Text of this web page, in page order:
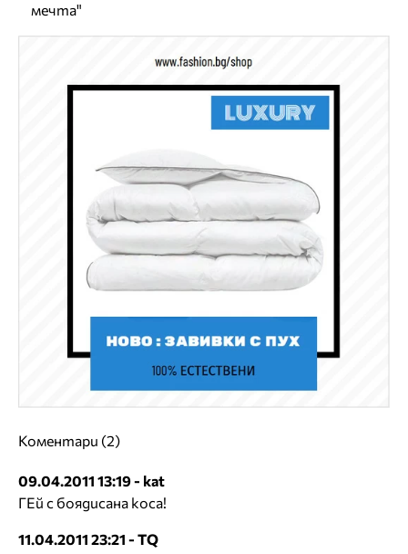
мечта"
Коментари (2)
09.04.2011 13:19 - kat
ГЕй с боядисана коса!
11.04.2011 23:21 - TQ